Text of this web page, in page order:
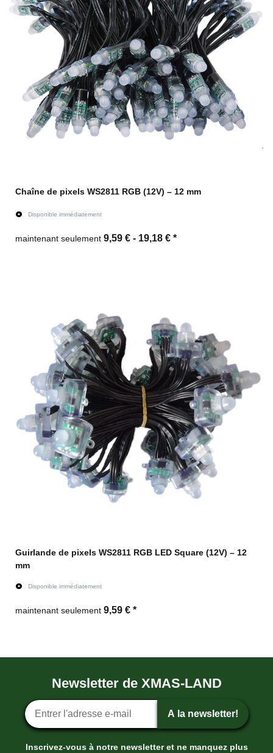
Chaîne de pixels WS2811 RGB (12V) – 12 mm
Disponible immédiatement
maintenant seulement 9,59 € - 19,18 € *
Guirlande de pixels WS2811 RGB LED Square (12V) – 12
mm
Disponible immédiatement
maintenant seulement 9,59 € *
Newsletter de XMAS-LAND
Inscription ? la newsletter
A la newsletter!
Inscrivez-vous à notre newsletter et ne manquez plus